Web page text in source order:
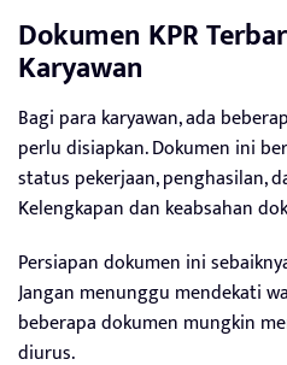
Dokumen KPR
Karyawan
Bagi para karyawan, ada
perlu disiapkan. Dokumen ini
status pekerjaan, penghasilan,
Kelengkapan dan keabsahan
Persiapan dokumen ini
Jangan menunggu mendekati
beberapa dokumen mungkin
diurus.